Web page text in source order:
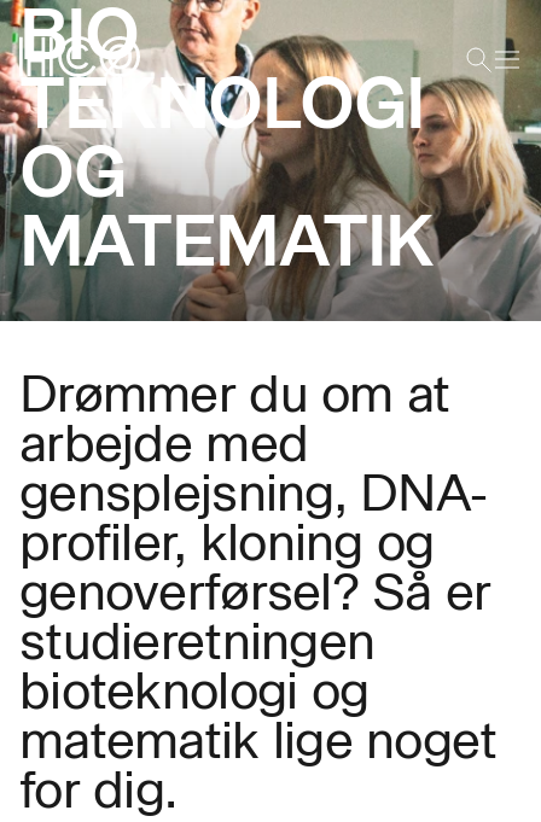
BIO
TEKNOLOGI
OG
MATEMATIK
Drømmer du om at
arbejde med
gensplejsning, DNA-
profiler, kloning og
genoverførsel? Så er
studieretningen
bioteknologi og
matematik lige noget
for dig.